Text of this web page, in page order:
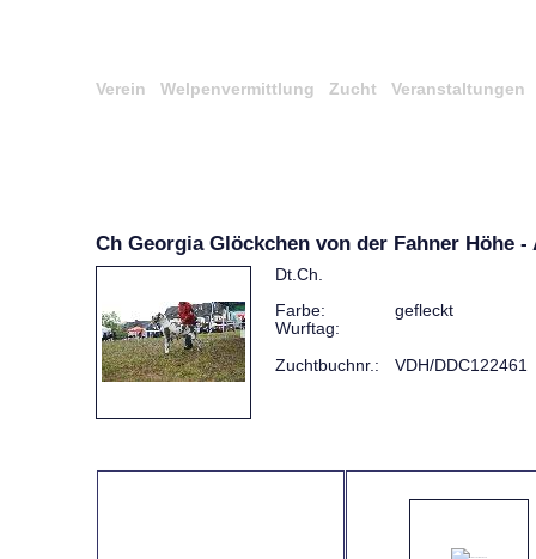
Verein Welpenvermittlung Zucht Veranstaltungen
Ch Georgia Glöckchen von der Fahner Höhe -
Dt.Ch.
Farbe:
gefleckt
Wurftag:
Zuchtbuchnr.:
VDH/DDC122461